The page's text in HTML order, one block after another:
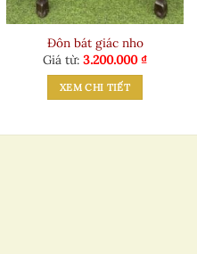
Đôn bát giác nho
Giá từ: 3.200.000₫
XEM CHI TIẾT